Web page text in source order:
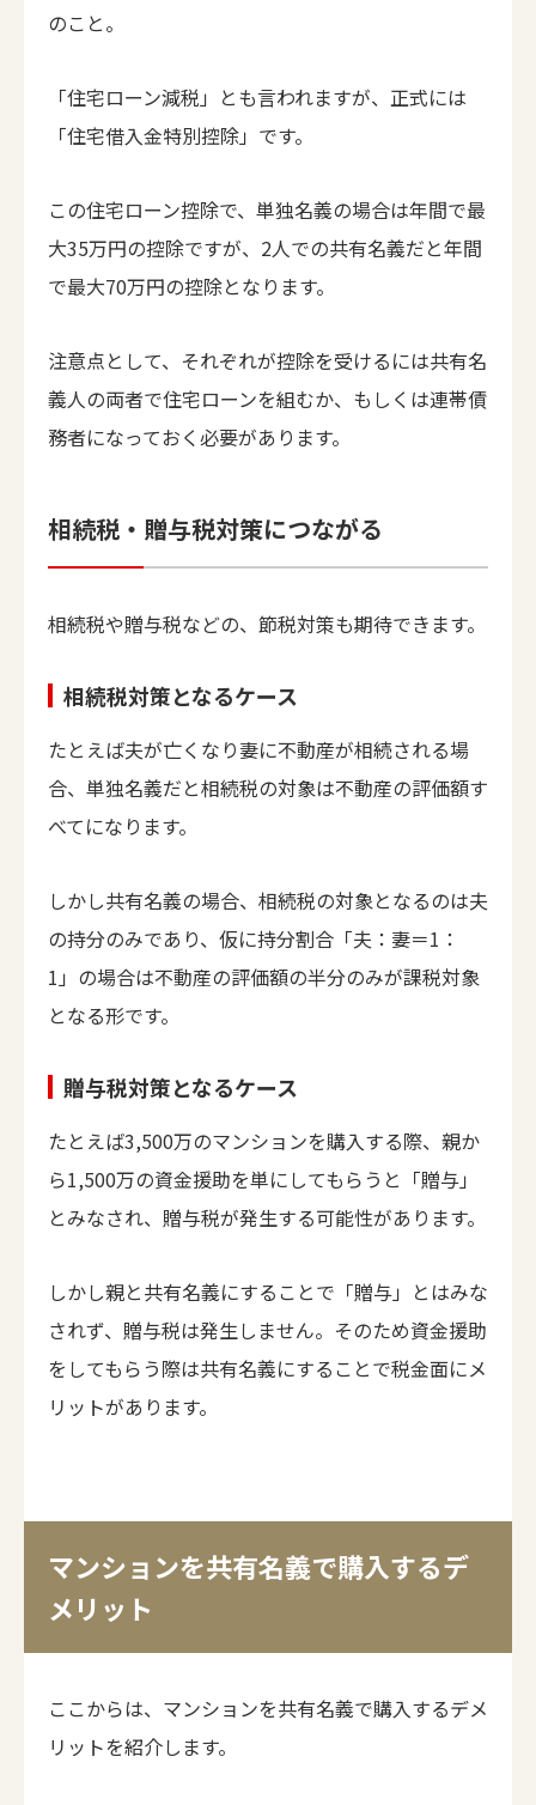
のこと。
「住宅ローン減税」とも言われますが、正式には
「住宅借入金特別控除」です。
この住宅ローン控除で、単独名義の場合は年間で最
大35万円の控除ですが、2人での共有名義だと年間
で最大70万円の控除となります。
注意点として、それぞれが控除を受けるには共有名
義人の両者で住宅ローンを組むか、もしくは連帯債
務者になっておく必要があります。
相続税・贈与税対策につながる
相続税や贈与税などの、節税対策も期待できます。
相続税対策となるケース
たとえば夫が亡くなり妻に不動産が相続される場
合、単独名義だと相続税の対象は不動産の評価額す
べてになります。
しかし共有名義の場合、相続税の対象となるのは夫
の持分のみであり、仮に持分割合「夫：妻＝1：
1」の場合は不動産の評価額の半分のみが課税対象
となる形です。
贈与税対策となるケース
たとえば3,500万のマンションを購入する際、親か
ら1,500万の資金援助を単にしてもらうと「贈与」
とみなされ、贈与税が発生する可能性があります。
しかし親と共有名義にすることで「贈与」とはみな
されず、贈与税は発生しません。そのため資金援助
をしてもらう際は共有名義にすることで税金面にメ
リットがあります。
マンションを共有名義で購入するデ
メリット
ここからは、マンションを共有名義で購入するデメ
リットを紹介します。